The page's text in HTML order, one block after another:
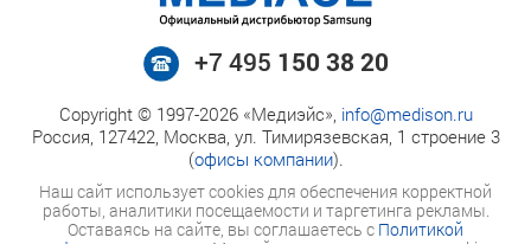
+7 495 150 38 20
Copyright © 1997-2026 «Медиэйс», info@medison.ru
Россия, 127422, Москва, ул. Тимирязевская, 1 строение 3
(офисы компании).
Наш сайт использует cookies для обеспечения корректной
работы, аналитики посещаемости и таргетинга рекламы.
Оставаясь на сайте, вы соглашаетесь с Политикой